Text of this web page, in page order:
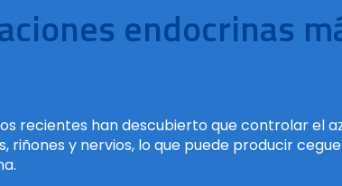
endocrinas
recientes han descubierto que controlar el
y nervios, lo que puede producir